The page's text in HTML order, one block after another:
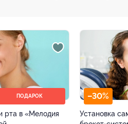
ПОДАРОК
рта в «Мелодия
–30%
Установка